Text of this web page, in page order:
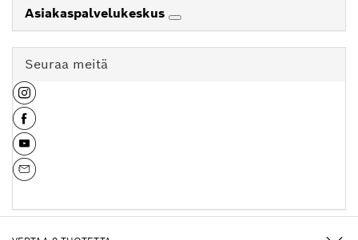
Asiakaspalvelukeskus
Seuraa meitä